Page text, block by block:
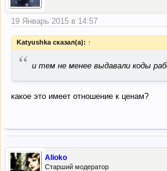
19 Январь 2015 в 14:57
Katyushka сказал(а): ↑
“ и тем не менее выдавали коды
какое это имеет отношение к ценам?
Alioko
Старший модератор